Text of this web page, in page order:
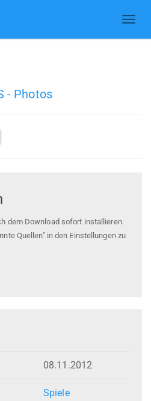
- Photos
dem Download sofort installieren.
Quellen" in den Einstellungen zu
08.11.2012
Spiele